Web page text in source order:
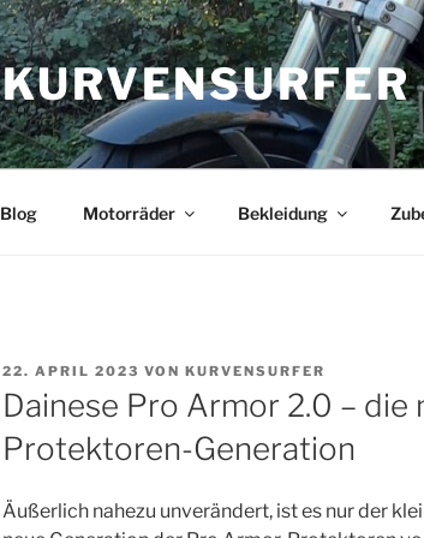
KURVENSURFER
Blog Motorräder Bekleidung
VERÖFFENTLICHT
AM
22. APRIL 2023 VON KURVENSURFER
Dainese Pro Armor 2.0 – die
Protektoren-Generation
Äußerlich nahezu unverändert, ist es nur der